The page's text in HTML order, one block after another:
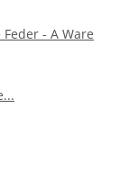
- A Ware